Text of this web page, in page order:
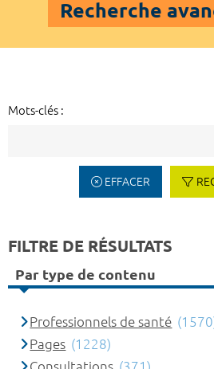
Recherche
Mots-clés :
EFFACER
FILTRE DE RÉSULTATS
Par type de contenu
Professionnels de santé
Pages (1228)